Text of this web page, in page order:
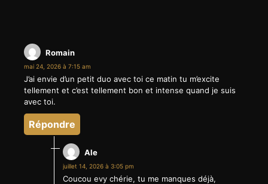
Romain
mai 24, 2026 à 7:15 am
J’ai envie d’un petit duo avec toi ce matin tu m’excite
tellement et c’est tellement bon et intense quand je suis
avec toi.
Répondre
Ale
juillet 14, 2026 à 3:05 pm
Coucou evy chérie, tu me manques déjà,